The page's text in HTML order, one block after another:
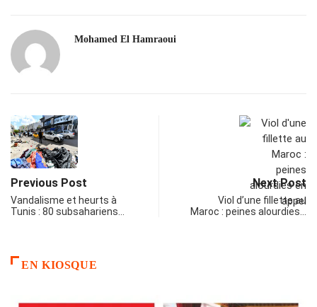
Mohamed El Hamraoui
Previous Post
Vandalisme et heurts à
Tunis : 80 subsahariens…
Next Post
Viol d’une fillette au
Maroc : peines alourdies…
EN KIOSQUE